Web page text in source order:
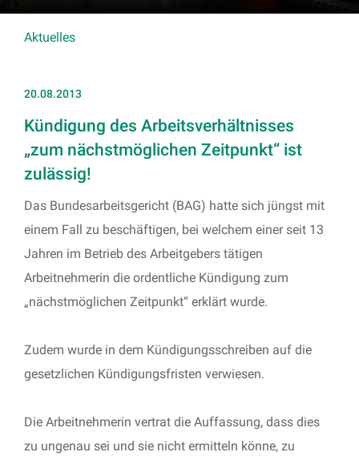
Aktuelles
20.08.2013
Kündigung des Arbeitsverhältnisses
„zum nächstmöglichen Zeitpunkt“ ist
zulässig!
Das Bundesarbeitsgericht (BAG) hatte sich jüngst mit
einem Fall zu beschäftigen, bei welchem einer seit 13
Jahren im Betrieb des Arbeitgebers tätigen
Arbeitnehmerin die ordentliche Kündigung zum
„nächstmöglichen Zeitpunkt“ erklärt wurde.
Zudem wurde in dem Kündigungsschreiben auf die
gesetzlichen Kündigungsfristen verwiesen.
Die Arbeitnehmerin vertrat die Auffassung, dass dies
zu ungenau sei und sie nicht ermitteln könne, zu